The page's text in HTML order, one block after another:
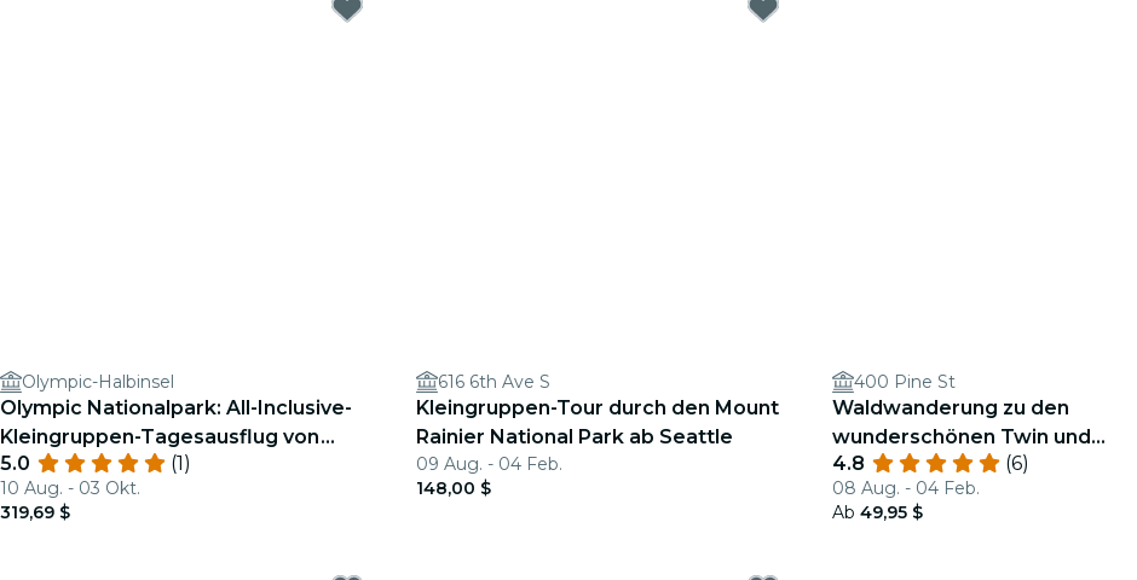
Olympic-Halbinsel
Olympic Nationalpark: All-Inclusive-
Kleingruppen-Tagesausflug von
Seattle
5.0 (1)
10 Aug. - 03 Okt.
319,69 $
616 6th Ave S
Kleingruppen-Tour durch den Mount
Rainier National Park ab Seattle
09 Aug. - 04 Feb.
148,00 $
400 Pine St
Waldwanderung zu den
wunderschönen Twin und
Snoqualmie Falls
4.8 (6)
08 Aug. - 04 Feb.
Ab 49,95 $